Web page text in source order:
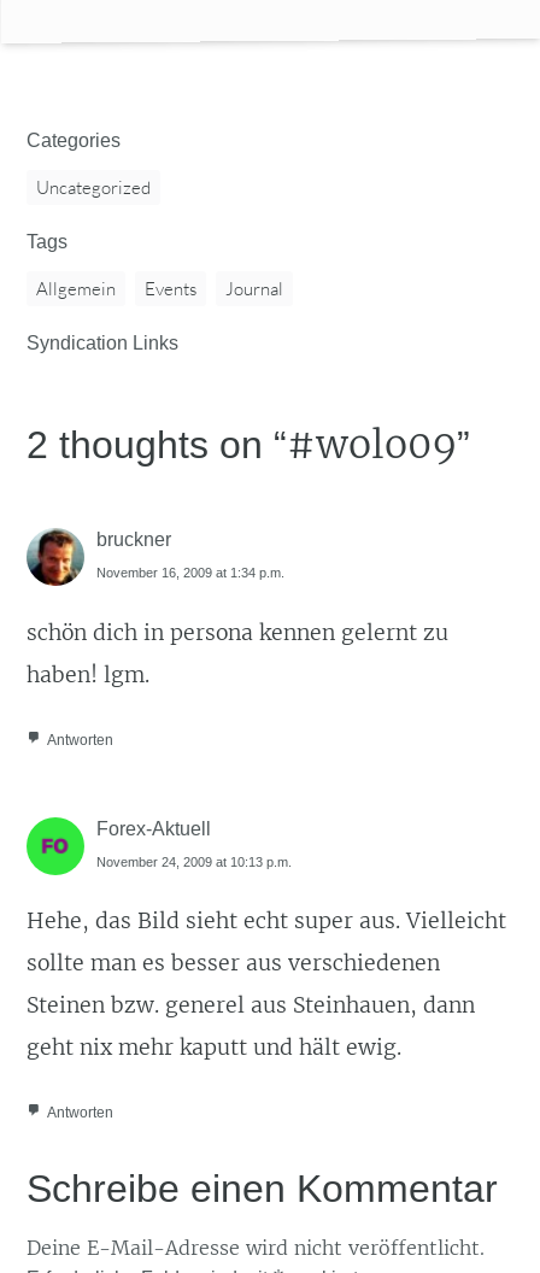
Categories
Uncategorized
Tags
Allgemein Events Journal
Syndication Links
2 thoughts on “#wolo09”
bruckner
November 16, 2009 at 1:34 p.m.
schön dich in persona kennen gelernt zu
haben! lgm.
Antworten
Forex-Aktuell
November 24, 2009 at 10:13 p.m.
Hehe, das Bild sieht echt super aus. Vielleicht
sollte man es besser aus verschiedenen
Steinen bzw. generel aus Steinhauen, dann
geht nix mehr kaputt und hält ewig.
Antworten
Schreibe einen Kommentar
Deine E-Mail-Adresse wird nicht veröffentlicht.